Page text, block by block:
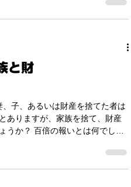
衣装を自分で準備するというの
えの中では、それらの正式に招
でも悪い人でも出会った者をみ
のまま来た人たち｣ でした。私
んだったら礼服がなくて当然で
｣と不思議になりますね。 しか
婚礼に招かれたけれども、その
人たちに対しては、主催者側が
習があったそうです。ですか
ません。
と財
子、あるいは財産を捨てた者は
ありますが、家族を捨て、財産
うか？ 百倍の報いとは何でしょ
にくいですよね。しかし、昔だ
して認めることを公言するため